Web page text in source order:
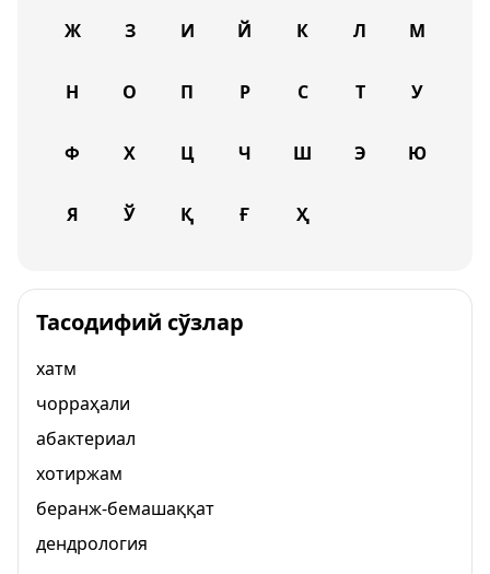
Ж З И Й К Л М
Н О П Р С Т У
Ф Х Ц Ч Ш Э Ю
Я Ў Қ Ғ Ҳ
Тасодифий сўзлар
хатм
чорраҳали
абактериал
хотиржам
беранж-бемашаққат
дендрология